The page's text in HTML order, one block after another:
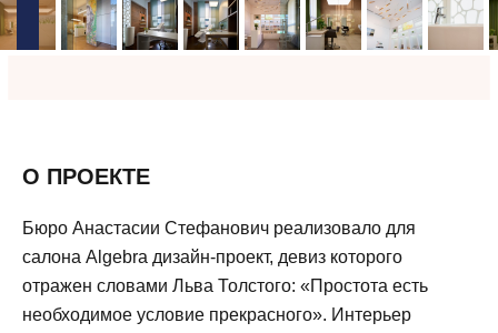
О ПРОЕКТЕ
Бюро Анастасии Стефанович реализовало для
салона Algebra дизайн-проект, девиз которого
отражен словами Льва Толстого: «Простота есть
необходимое условие прекрасного». Интерьер